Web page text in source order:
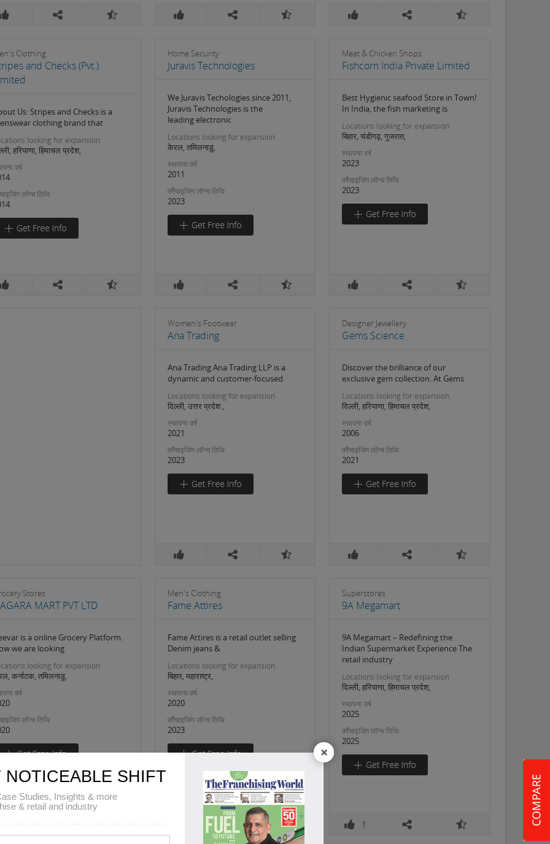
Clothing
and Checks (Pvt.)
Us: Stripes and Checks is a
clothing brand that
looking for expansion
हरियाणा, हिमाचल प्रदेश,
वर्ष
लॉन्च तिथि
Home Security
Juravis Technologies
We Juravis Techologies since 2011,
Juravis Technologies is the
leading electronic
Locations looking for expansion
केरल, तमिलनाडु,
स्थापना वर्ष
2011
फ़्रैंचाइजिंग लॉन्च तिथि
2023
Meat & Chicken Shops
Fishcorn India Private Limited
Best Hygienic seafood Store in Town!
In India, the fish marketing is
Locations looking for expansion
बिहार, चंडीगढ़, गुजरात,
स्थापना वर्ष
2023
फ़्रैंचाइजिंग लॉन्च तिथि
2023
Women's Footwear
Ana Trading
Ana Trading Ana Trading LLP is a
dynamic and customer-focused
Locations looking for expansion
दिल्ली, उत्तर प्रदेश ,
स्थापना वर्ष
2021
फ़्रैंचाइजिंग लॉन्च तिथि
2023
Designer Jewellery
Gems Science
Discover the brilliance of our
exclusive gem collection. At Gems
Locations looking for expansion
दिल्ली, हरियाणा, हिमाचल प्रदेश,
स्थापना वर्ष
2006
फ़्रैंचाइजिंग लॉन्च तिथि
2021
Stores
MART PVT LTD
is a online Grocery Platform.
we are looking
looking for expansion
कर्नाटक, तमिलनाडु,
वर्ष
लॉन्च तिथि
Men's Clothing
Fame Attires
Fame Attires is a retail outlet selling
Denim jeans &
Locations looking for expansion
बिहार, महाराष्ट्र,
स्थापना वर्ष
2020
फ़्रैंचाइजिंग लॉन्च तिथि
2023
Superstores
9A Megamart
9A Megamart – Redefining the
Indian Supermarket Experience The
retail industry
Locations looking for expansion
दिल्ली, हरियाणा, हिमाचल प्रदेश,
स्थापना वर्ष
2025
फ़्रैंचाइजिंग लॉन्च तिथि
2025
1
×
NOTICEABLE SHIFT
Studies, Insights & more
& retail and industry